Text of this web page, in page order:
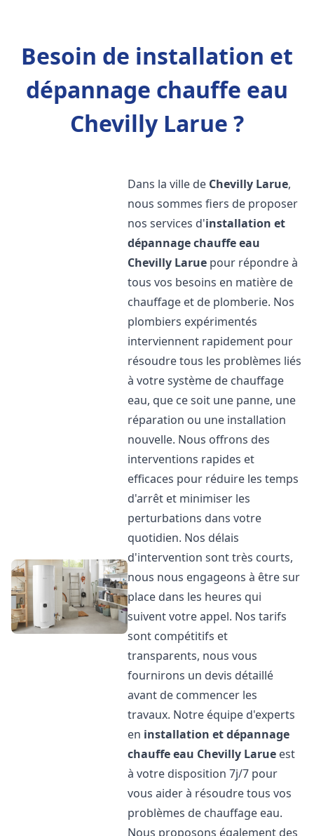
Besoin de installation et
dépannage chauffe eau
Chevilly Larue ?
Dans la ville de Chevilly Larue,
nous sommes fiers de proposer
nos services d'installation et
dépannage chauffe eau
Chevilly Larue pour répondre à
tous vos besoins en matière de
chauffage et de plomberie. Nos
plombiers expérimentés
interviennent rapidement pour
résoudre tous les problèmes liés
à votre système de chauffage
eau, que ce soit une panne, une
réparation ou une installation
nouvelle. Nous offrons des
interventions rapides et
efficaces pour réduire les temps
d'arrêt et minimiser les
perturbations dans votre
quotidien. Nos délais
d'intervention sont très courts,
nous nous engageons à être sur
place dans les heures qui
suivent votre appel. Nos tarifs
sont compétitifs et
transparents, nous vous
fournirons un devis détaillé
avant de commencer les
travaux. Notre équipe d'experts
en installation et dépannage
chauffe eau Chevilly Larue est
à votre disposition 7j/7 pour
vous aider à résoudre tous vos
problèmes de chauffage eau.
Nous proposons également des